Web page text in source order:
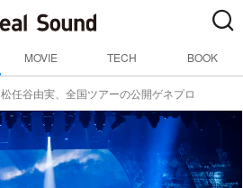
MOVIE TECH BOOK
松任谷由実、全国ツアーの公開ゲネプロ